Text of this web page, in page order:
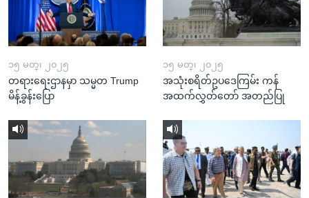
၁၅ မတ္၊ ၂၀၂၅
တရားရေးဌာနမှာ သမ္မတ Trump
မိန့်ခွန်းပြော
၁၅ မတ္၊ ၂၀၂၅
အသုံးစရိတ်ဥပဒေကြမ်း ကန်
အထက်လွှတ်တော် အတည်ပြု